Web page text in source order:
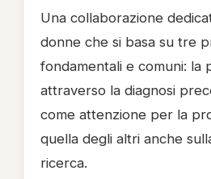
Una collaborazione
donne che si basa su tre
fondamentali e comuni: la
attraverso la diagnosi
come attenzione per la
quella degli altri anche
ricerca.